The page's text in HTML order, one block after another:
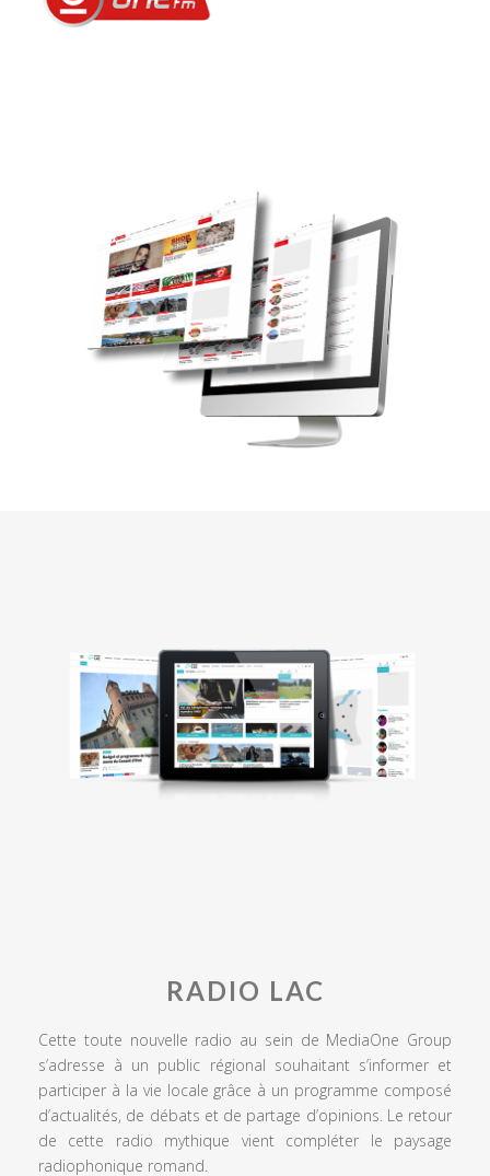
RADIO LAC
Cette toute nouvelle radio au sein de MediaOne Group
s’adresse à un public régional souhaitant s’informer et
participer à la vie locale grâce à un programme composé
d’actualités, de débats et de partage d’opinions. Le retour
de cette radio mythique vient compléter le paysage
radiophonique romand.